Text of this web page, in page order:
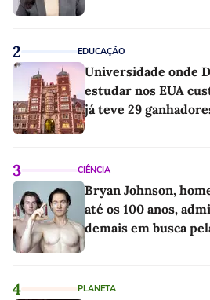
2 EDUCAÇÃO
Universidade onde
estudar nos EUA
já teve 29
3 CIÊNCIA
Bryan Johnson,
até os 100 anos,
demais em busca
4 PLANETA